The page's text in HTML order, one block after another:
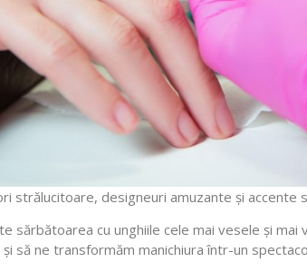
strălucitoare, designeuri amuzante și accente
sărbătoarea cu unghiile cele mai vesele și
să ne transformăm manichiura într-un